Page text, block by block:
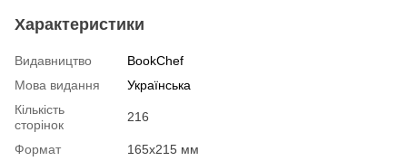
Характеристики
Видавництво
BookChef
Мова видання
Українська
Кількість
сторінок
216
Формат
165х215 мм